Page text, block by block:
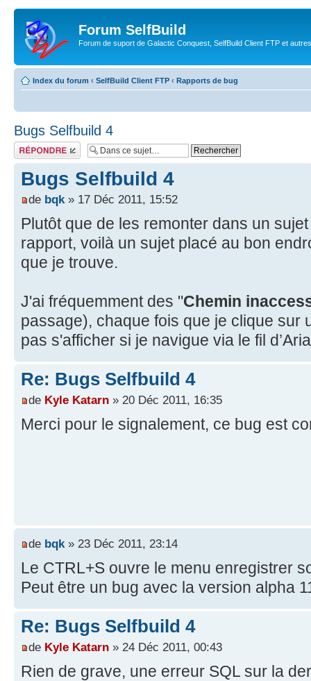
Forum SelfBuild
Forum de suport de Galactic Conquest, SelfBuild Client FTP et
Index du forum ‹ SelfBuild Client FTP ‹ Rapports de bug
Bugs Selfbuild 4
Répondre
Bugs Selfbuild 4
de bqk» 17 Déc 2011, 15:52
Plutôt que de les remonter dans un
rapport, voilà un sujet placé au bon
que je trouve.
J'ai fréquemment des "Chemin
passage), chaque fois que je clique sur
pas s'afficher si je navigue via le fil
Re: Bugs Selfbuild 4
de Kyle Katarn » 20 Déc 2011, 16:35
Merci pour le signalement, ce bug est
de bqk » 23 Déc 2011, 23:14
Le CTRL+S ouvre le menu enregistrer
Peut être un bug avec la version alpha
Re: Bugs Selfbuild 4
de Kyle Katarn » 24 Déc 2011, 00:43
Rien de grave, une erreur SQL sur la